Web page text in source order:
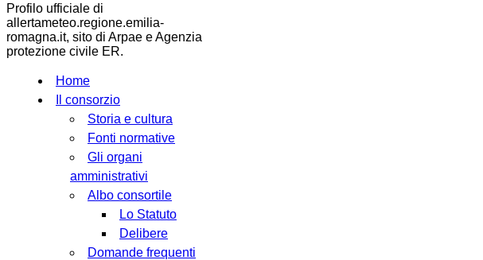
Profilo ufficiale di
allertameteo.regione.emilia-
romagna.it, sito di Arpae e Agenzia
protezione civile ER.
Home
Il consorzio
Storia e cultura
Fonti normative
Gli organi
amministrativi
Albo consortile
Lo Statuto
Delibere
Domande frequenti